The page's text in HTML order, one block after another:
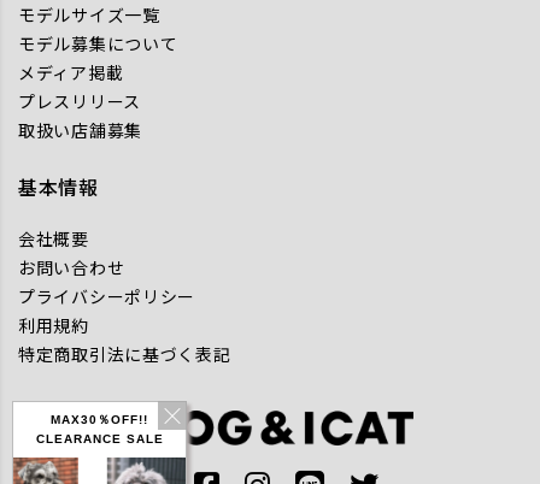
MAX30％OFF!!
CLEARANCE SALE
モデルサイズ一覧
モデル募集について
メディア掲載
プレスリリース
取扱い店舗募集
基本情報
会社概要
お問い合わせ
プライバシーポリシー
利用規約
特定商取引法に基づく表記